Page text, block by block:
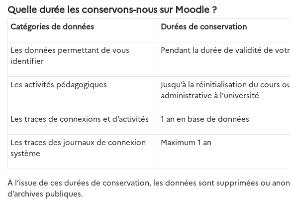
Quelle durée les conservons-nous sur Moodle ?
Catégories de données Durées de conservation
Les données permettant de vous
identifier
Pendant la durée de validité de
Les activités pédagogiques
Jusqu’à la réinitialisation du cours
administrative à l'université
Les traces de connexions et d’activités 1 an en base de données
Les traces des journaux de connexion
système
Maximum 1 an
À l’issue de ces durées de conservation, les données sont supprimées ou
d’archives publiques.